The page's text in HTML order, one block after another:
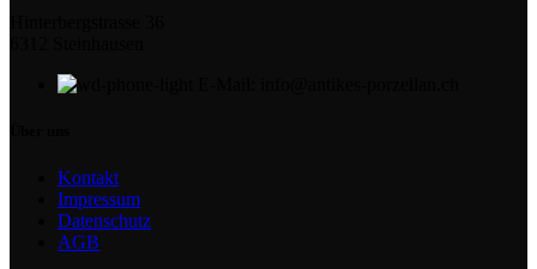
Kontakt
Impressum
Datenschutz
AGB